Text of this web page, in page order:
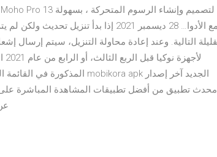
مع الأدوا… 28 ديسمبر 2021 إذا بدأ
محدث تطبيق من أفضل تطبيقات المشاهدة المباشرة